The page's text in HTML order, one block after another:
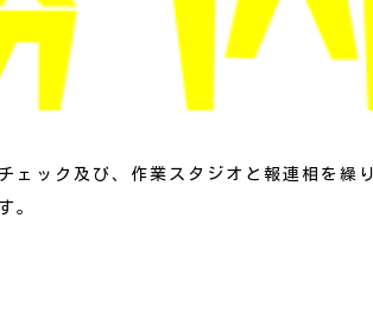
ック及び、作業スタジオと報連相を繰
。